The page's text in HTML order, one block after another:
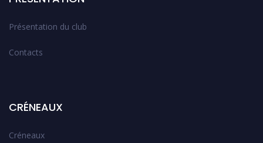
Présentation du club
Contacts
CRÉNEAUX
Créneaux